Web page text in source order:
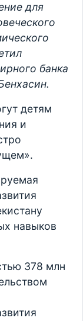
для
банка
детям
и
навыков
378 млн